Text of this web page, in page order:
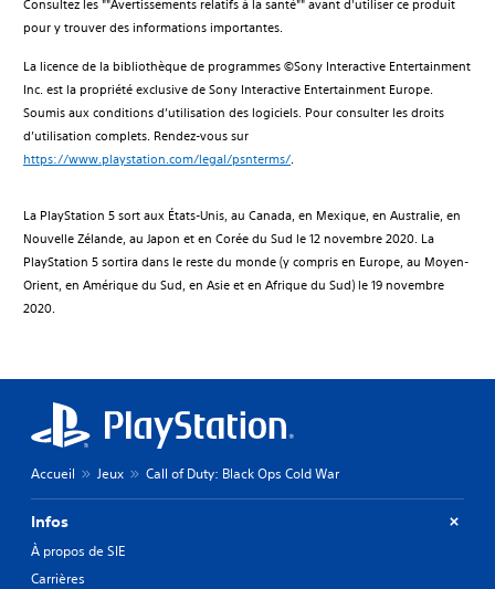
Consultez les ""Avertissements relatifs à la santé"" avant d'utiliser ce produit
pour y trouver des informations importantes.
La licence de la bibliothèque de programmes ©Sony Interactive Entertainment
Inc. est la propriété exclusive de Sony Interactive Entertainment Europe.
Soumis aux conditions d’utilisation des logiciels. Pour consulter les droits
d’utilisation complets. Rendez-vous sur
https://www.playstation.com/legal/psnterms/.
La PlayStation 5 sort aux États-Unis, au Canada, en Mexique, en Australie, en
Nouvelle Zélande, au Japon et en Corée du Sud le 12 novembre 2020. La
PlayStation 5 sortira dans le reste du monde (y compris en Europe, au Moyen-
Orient, en Amérique du Sud, en Asie et en Afrique du Sud) le 19 novembre
2020.
Accueil Jeux Call of Duty: Black Ops Cold War
Infos
À propos de SIE
Carrières